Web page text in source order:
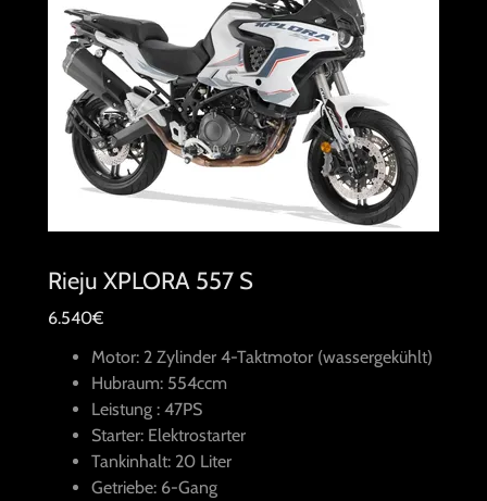
Rieju XPLORA 557 S
6.540€
Motor: 2 Zylinder 4-Taktmotor (wassergekühlt)
Hubraum: 554ccm
Leistung : 47PS
Starter: Elektrostarter
Tankinhalt: 20 Liter
Getriebe: 6-Gang